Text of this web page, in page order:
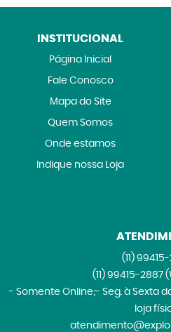
INSTITUCIONAL
Página Inicial
Fale Conosco
Mapa do Site
Quem Somos
Onde estamos
Indique nossa Loja
(11)99415-
(11)99415-2887
- Somente Online;- Seg. à Sexta
loja